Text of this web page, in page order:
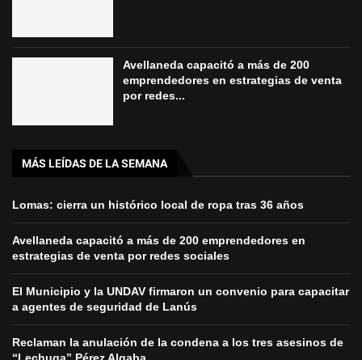
Avellaneda capacitó a más de 200
emprendedores en estrategias de venta
por redes...
MÁS LEÍDAS DE LA SEMANA
Lomas: cierra un histórico local de ropa tras 36 años
Avellaneda capacitó a más de 200 emprendedores en
estrategias de venta por redes sociales
El Municipio y la UNDAV firmaron un convenio para capacitar
a agentes de seguridad de Lanús
Reclaman la anulación de la condena a los tres asesinos de
“Lechuga” Pérez Algaba